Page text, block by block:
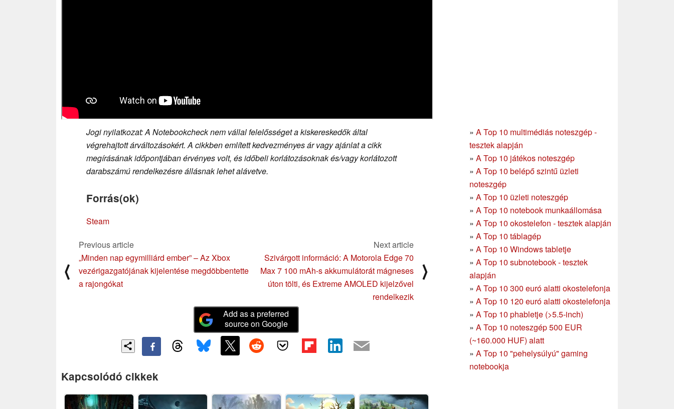
» A Top 10 multimédiás noteszgép -
tesztek alapján
» A Top 10 játékos noteszgép
» A Top 10 belépő szintű üzleti
noteszgép
» A Top 10 üzleti noteszgép
» A Top 10 notebook munkaállomása
» A Top 10 okostelefon - tesztek alapján
» A Top 10 táblagép
» A Top 10 Windows tabletje
» A Top 10 subnotebook - tesztek
alapján
» A Top 10 300 euró alatti okostelefonja
» A Top 10 120 euró alatti okostelefonja
» A Top 10 phabletje (>5.5-inch)
» A Top 10 noteszgép 500 EUR
(~160.000 HUF) alatt
» A Top 10 "pehelysúlyú" gaming
notebookja
Jogi nyilatkozat: A Notebookcheck nem vállal felelősséget a kiskereskedők által
végrehajtott árváltozásokért. A cikkben említett kedvezményes ár vagy ajánlat a cikk
megírásának időpontjában érvényes volt, és időbeli korlátozásoknak és/vagy korlátozott
darabszámú rendelkezésre állásnak lehet alávetve.
Forrás(ok)
Steam
⟨
Previous article
„Minden nap egymilliárd ember” – Az Xbox
vezérigazgatójának kijelentése megdöbbentette
a rajongókat
Next article
Szivárgott információ: A Motorola Edge 70
Max 7 100 mAh-s akkumulátorát mágneses
úton tölti, és Extreme AMOLED kijelzővel
rendelkezik
⟩
Add as a preferred
source on Google
Kapcsolódó cikkek